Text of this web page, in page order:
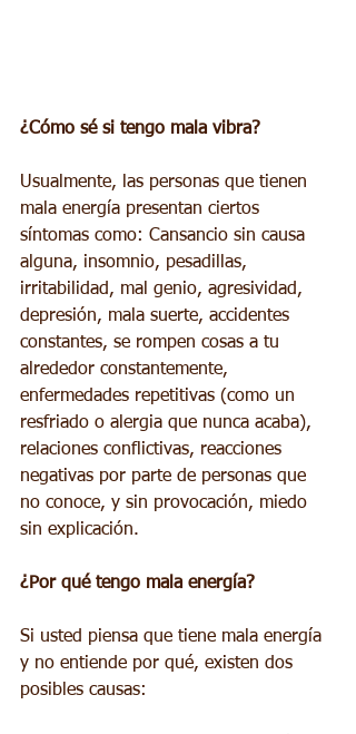
¿Cómo sé si tengo mala vibra?
Usualmente, las personas que tienen
mala energía presentan ciertos
síntomas como: Cansancio sin causa
alguna, insomnio, pesadillas,
irritabilidad, mal genio, agresividad,
depresión, mala suerte, accidentes
constantes, se rompen cosas a tu
alrededor constantemente,
enfermedades repetitivas (como un
resfriado o alergia que nunca acaba),
relaciones conflictivas, reacciones
negativas por parte de personas que
no conoce, y sin provocación, miedo
sin explicación.
¿Por qué tengo mala energía?
Si usted piensa que tiene mala energía
y no entiende por qué, existen dos
posibles causas: